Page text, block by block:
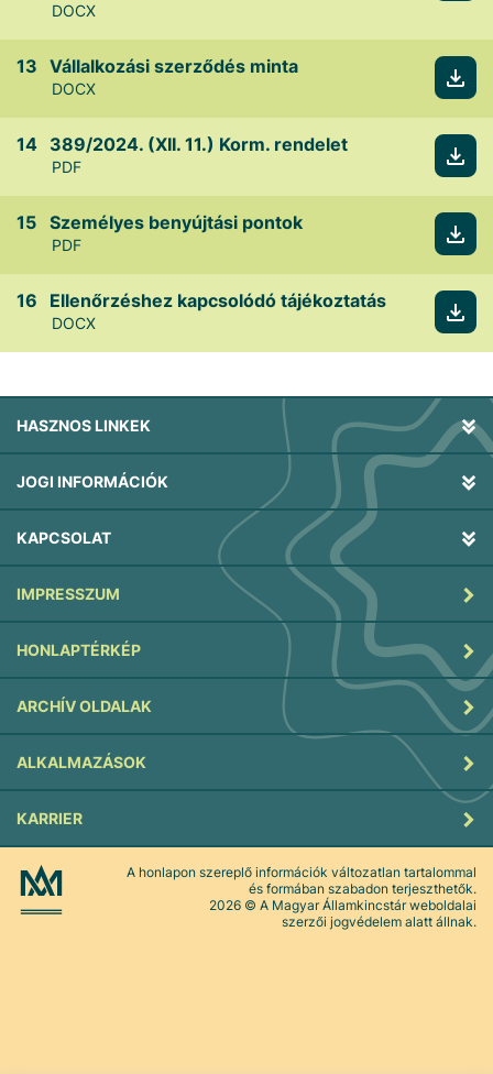
DOCX
Vállalkozási szerződés minta
DOCX
389/2024. (XII. 11.) Korm. rendelet
PDF
Személyes benyújtási pontok
PDF
Ellenőrzéshez kapcsolódó tájékoztatás
DOCX
HASZNOS LINKEK
JOGI INFORMÁCIÓK
KAPCSOLAT
IMPRESSZUM
HONLAPTÉRKÉP
ARCHÍV OLDALAK
ALKALMAZÁSOK
KARRIER
A honlapon szereplő információk változatlan tartalommal
és formában szabadon terjeszthetők.
2026 © A Magyar Államkincstár weboldalai
szerzői jogvédelem alatt állnak.